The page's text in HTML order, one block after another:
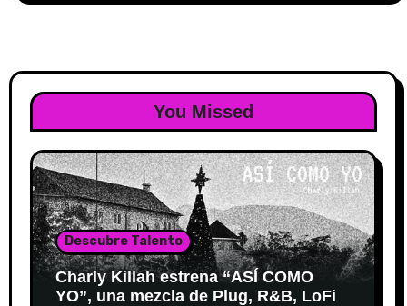
You Missed
Descubre Talento
Charly Killah estrena “ASÍ COMO
YO”, una mezcla de Plug, R&B, LoFi